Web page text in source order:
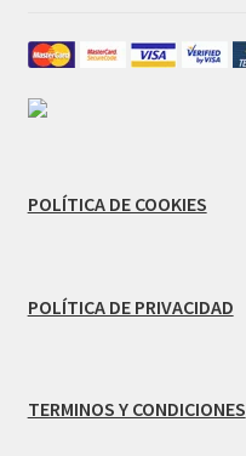
POLÍTICA DE COOKIES
POLÍTICA DE PRIVACIDAD
TERMINOS Y CONDICIONES